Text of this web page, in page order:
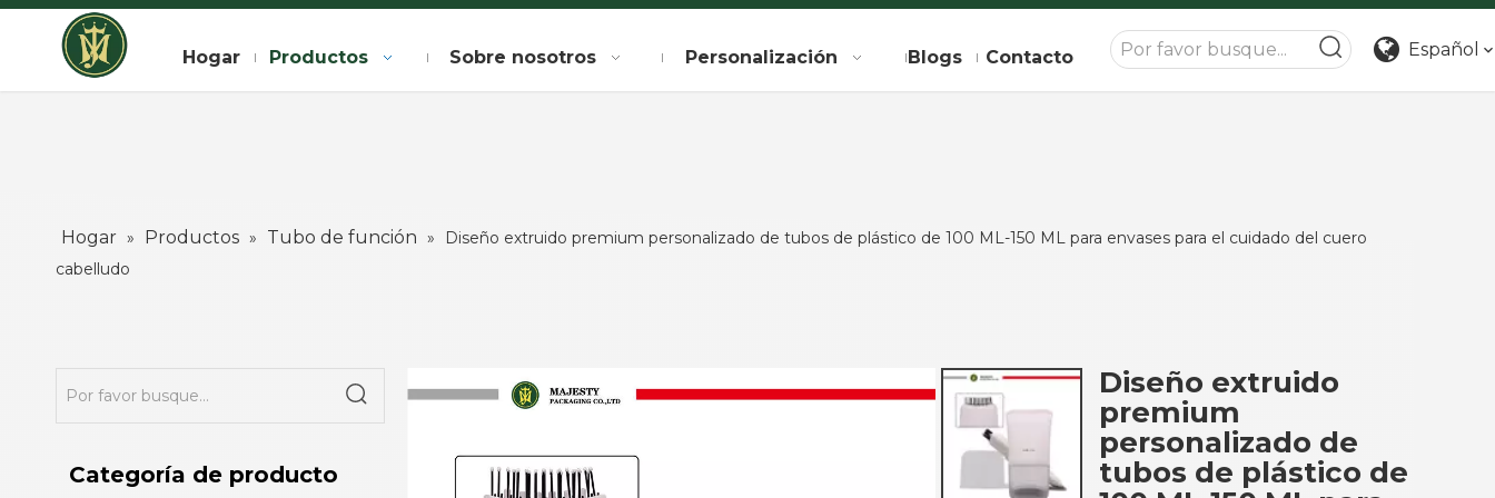
Hogar Productos Sobre nosotros Personalización Blogs Contacto Español
Hogar » Productos » Tubo de función »
Diseño extruido premium personalizado de tubos de plástico de 100 ML-150 ML para envases para el cuidado del cuero
cabelludo
Categoría de producto
Diseño extruido
premium
personalizado de
tubos de plástico de